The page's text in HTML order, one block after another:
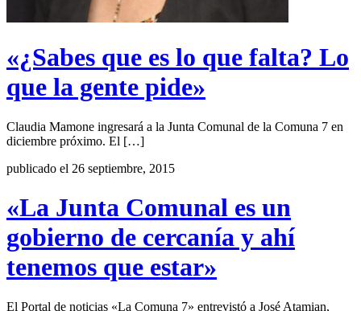
«¿Sabes que es lo que falta? Lo
que la gente pide»
Claudia Mamone ingresará a la Junta Comunal de la Comuna 7 en
diciembre próximo. El […]
publicado el 26 septiembre, 2015
«La Junta Comunal es un
gobierno de cercanía y ahí
tenemos que estar»
El Portal de noticias «La Comuna 7» entrevistó a José Atamian,